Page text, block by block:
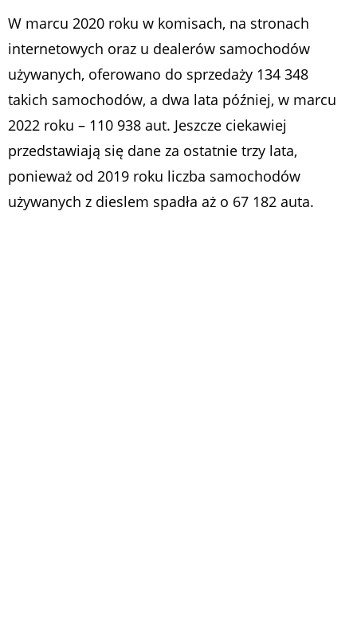
W marcu 2020 roku w komisach, na stronach
internetowych oraz u dealerów samochodów
używanych, oferowano do sprzedaży 134 348
takich samochodów, a dwa lata później, w marcu
2022 roku – 110 938 aut. Jeszcze ciekawiej
przedstawiają się dane za ostatnie trzy lata,
ponieważ od 2019 roku liczba samochodów
używanych z dieslem spadła aż o 67 182 auta.